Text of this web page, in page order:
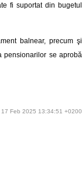
fi suportat din bugetul
balnear, precum şi
pensionarilor se aprobă
17 Feb 2025 13:34:51 +0200